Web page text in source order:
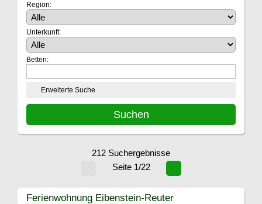
Region:
Unterkunft:
Betten:
Erweiterte Suche
212 Suchergebnisse
Seite 1/22
Ferienwohnung Eibenstein-Reuter